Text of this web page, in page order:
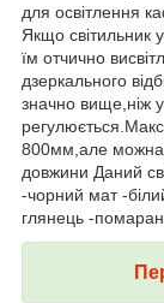
для освітлення
Якщо світильник
їм отчично
дзеркального
значно вище,ніж
800мм,але можна
довжини Даний
-чорний мат -
глянець -